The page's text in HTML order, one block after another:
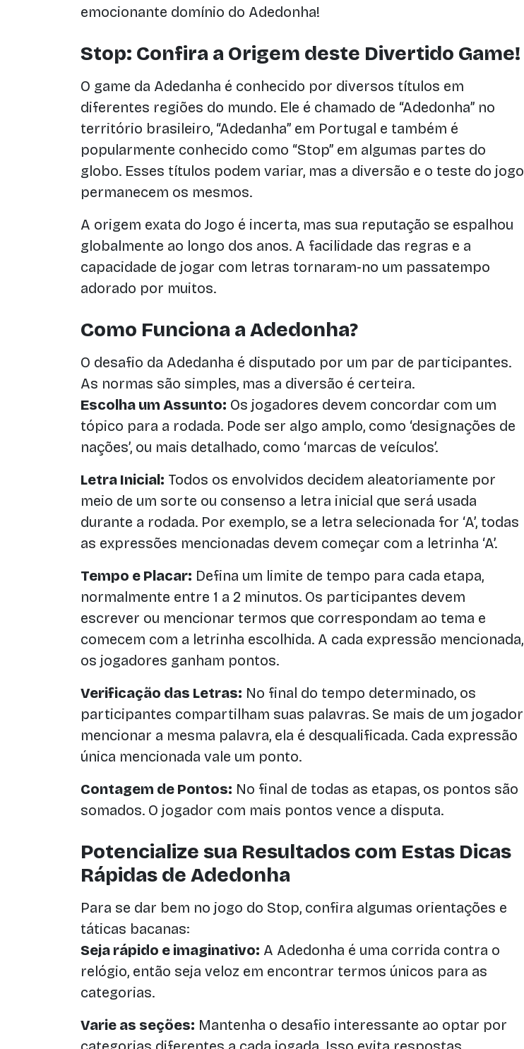
emocionante domínio do Adedonha!
Stop: Confira a Origem deste Divertido Game!
O game da Adedanha é conhecido por diversos títulos em
diferentes regiões do mundo. Ele é chamado de “Adedonha” no
território brasileiro, “Adedanha” em Portugal e também é
popularmente conhecido como “Stop” em algumas partes do
globo. Esses títulos podem variar, mas a diversão e o teste do jogo
permanecem os mesmos.
A origem exata do Jogo é incerta, mas sua reputação se espalhou
globalmente ao longo dos anos. A facilidade das regras e a
capacidade de jogar com letras tornaram-no um passatempo
adorado por muitos.
Como Funciona a Adedonha?
O desafio da Adedanha é disputado por um par de participantes.
As normas são simples, mas a diversão é certeira.
Escolha um Assunto: Os jogadores devem concordar com um
tópico para a rodada. Pode ser algo amplo, como ‘designações de
nações’, ou mais detalhado, como ‘marcas de veículos’.
Letra Inicial: Todos os envolvidos decidem aleatoriamente por
meio de um sorte ou consenso a letra inicial que será usada
durante a rodada. Por exemplo, se a letra selecionada for ‘A’, todas
as expressões mencionadas devem começar com a letrinha ‘A’.
Tempo e Placar: Defina um limite de tempo para cada etapa,
normalmente entre 1 a 2 minutos. Os participantes devem
escrever ou mencionar termos que correspondam ao tema e
comecem com a letrinha escolhida. A cada expressão mencionada,
os jogadores ganham pontos.
Verificação das Letras: No final do tempo determinado, os
participantes compartilham suas palavras. Se mais de um jogador
mencionar a mesma palavra, ela é desqualificada. Cada expressão
única mencionada vale um ponto.
Contagem de Pontos: No final de todas as etapas, os pontos são
somados. O jogador com mais pontos vence a disputa.
Potencialize sua Resultados com Estas Dicas
Rápidas de Adedonha
Para se dar bem no jogo do Stop, confira algumas orientações e
táticas bacanas:
Seja rápido e imaginativo: A Adedonha é uma corrida contra o
relógio, então seja veloz em encontrar termos únicos para as
categorias.
Varie as seções: Mantenha o desafio interessante ao optar por